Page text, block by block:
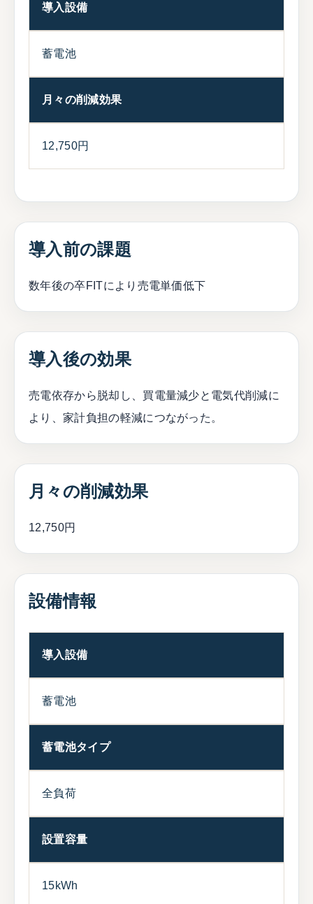
導入設備
蓄電池
月々の削減効果
12,750円
導入前の課題
数年後の卒FITにより売電単価低下
導入後の効果
売電依存から脱却し、買電量減少と電気代削減に
より、家計負担の軽減につながった。
月々の削減効果
12,750円
設備情報
導入設備
蓄電池
蓄電池タイプ
全負荷
設置容量
15kWh